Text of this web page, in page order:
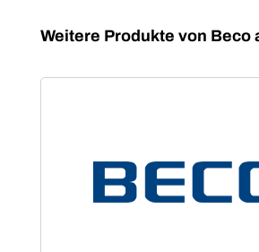
Produktgalerie überspringen
Weitere Produkte von Beco